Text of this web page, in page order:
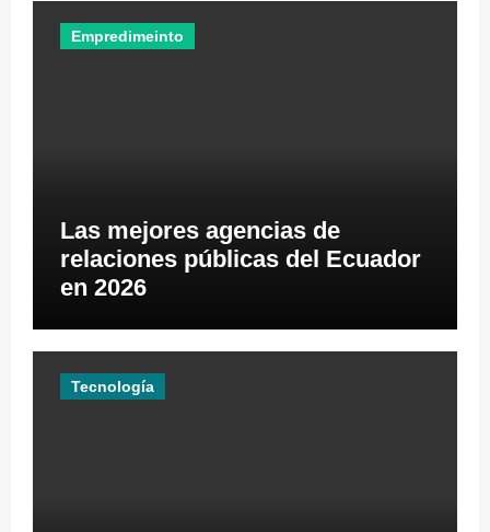
Empredimeinto
Las mejores agencias de
relaciones públicas del Ecuador
en 2026
Tecnología